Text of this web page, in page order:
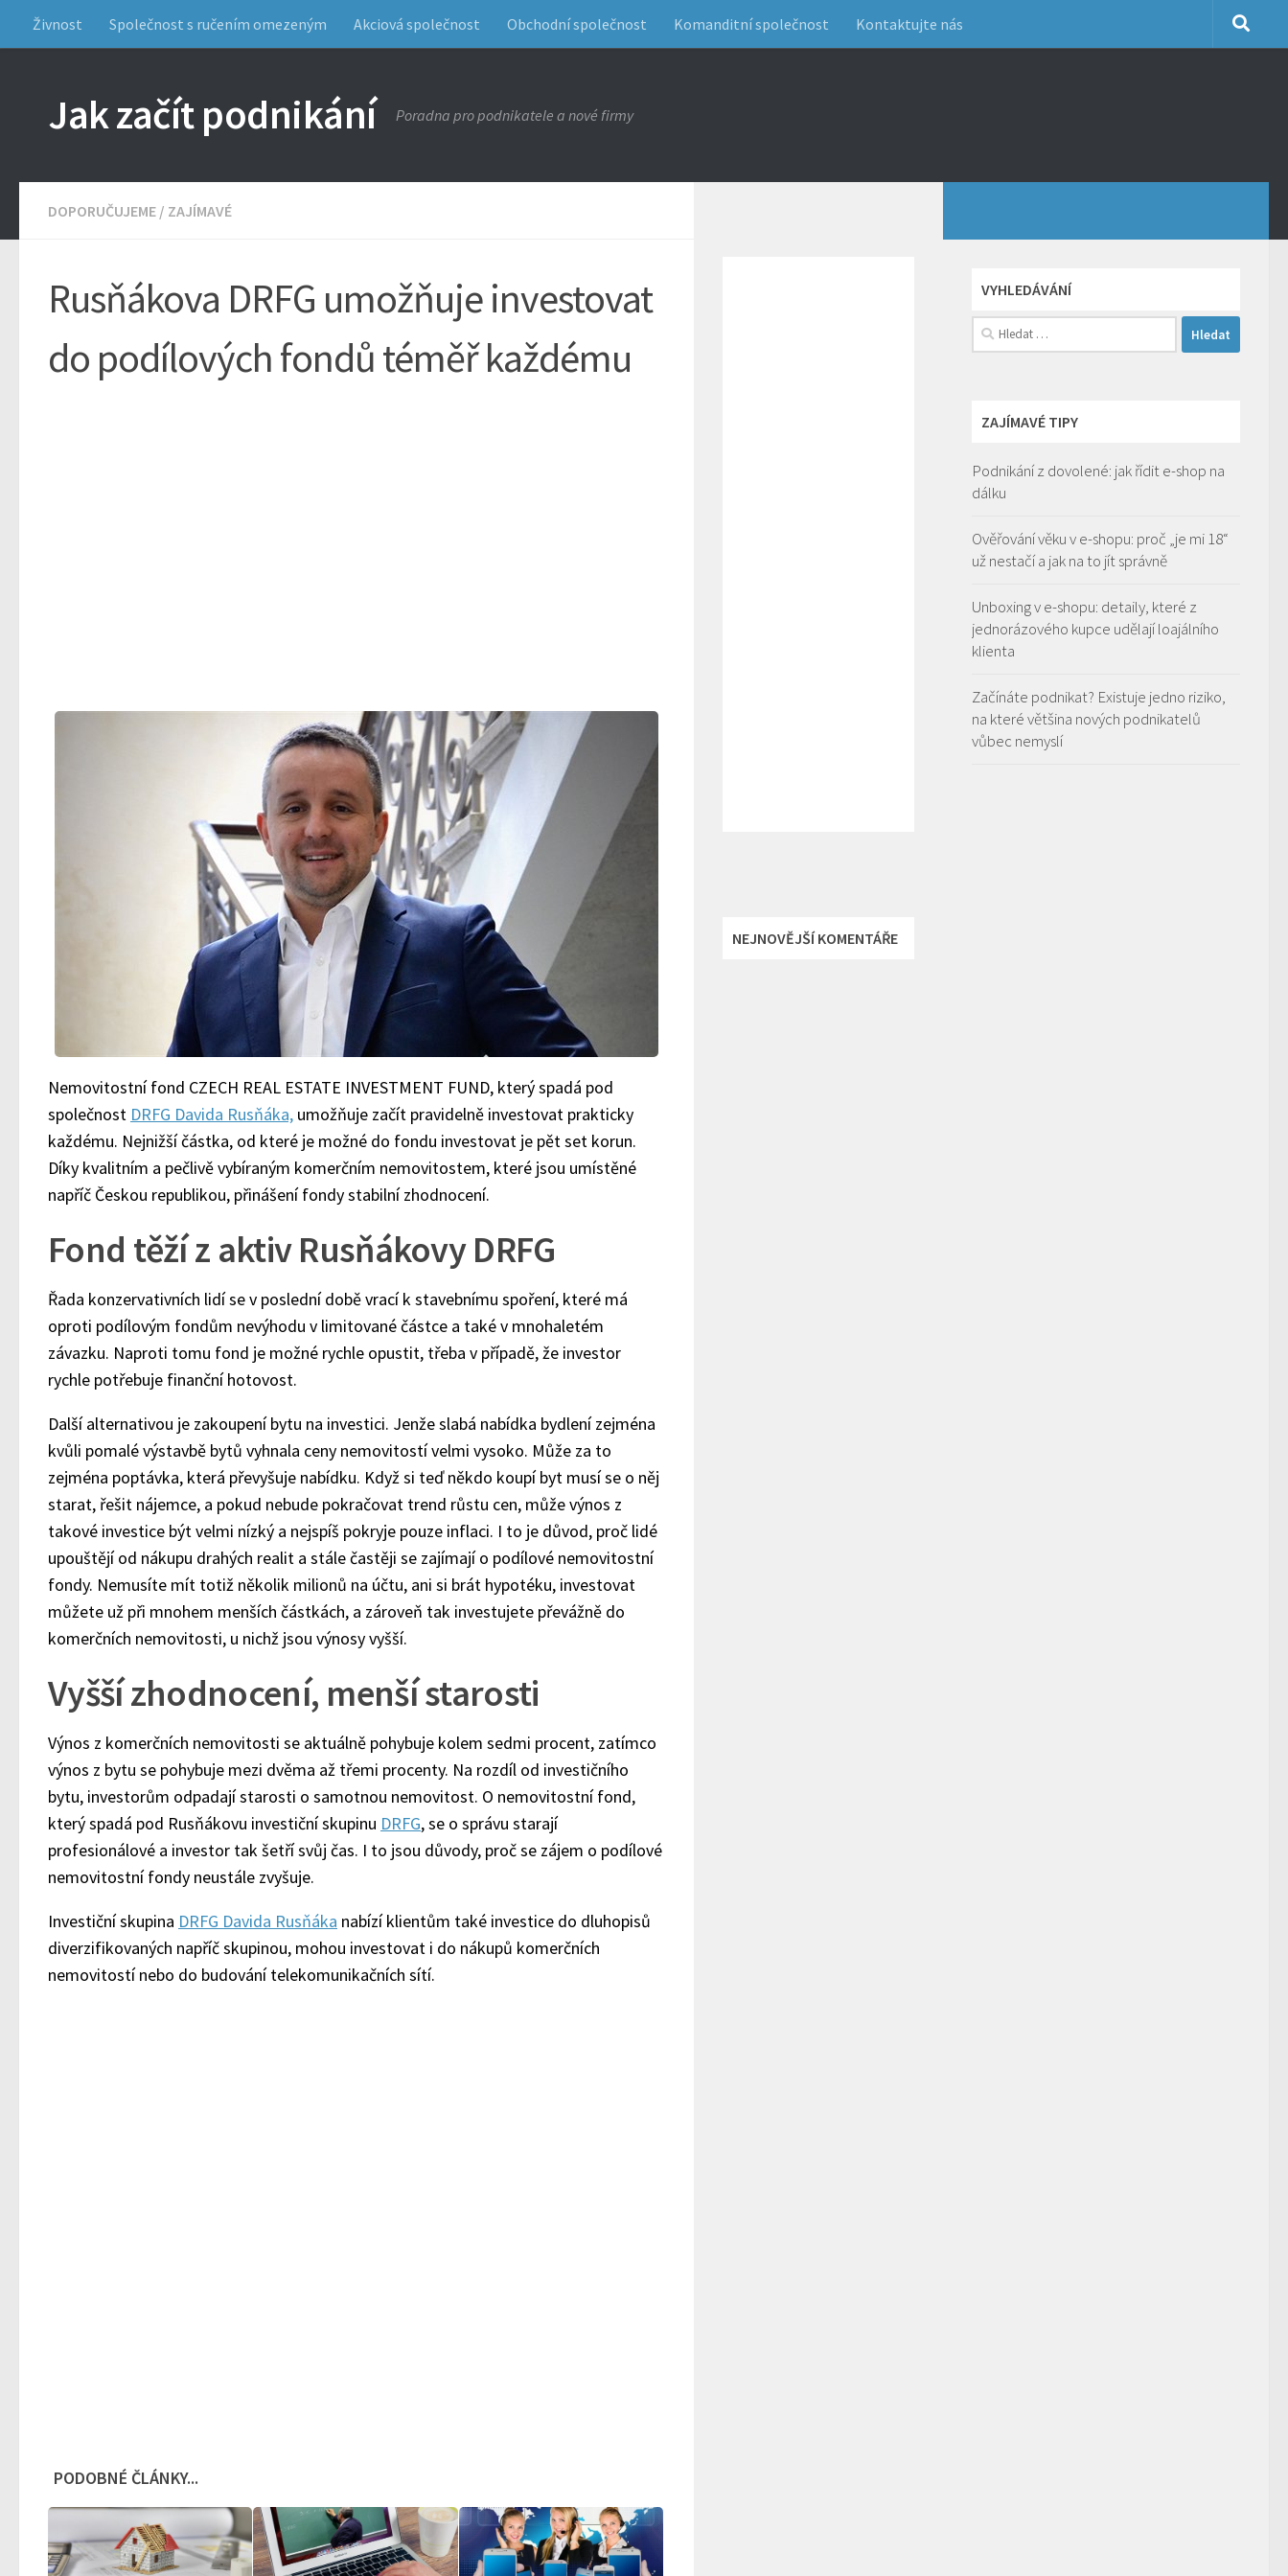
Živnost Společnost s ručením omezeným Akciová společnost Obchodní společnost Komanditní společnost Kontaktujte nás
Jak začít podnikání Poradna pro podnikatele a nové firmy
DOPORUČUJEME / ZAJÍMAVÉ
Rusňákova DRFG umožňuje investovat
do podílových fondů téměř každému
Nemovitostní fond CZECH REAL ESTATE INVESTMENT FUND, který spadá pod
společnost DRFG Davida Rusňáka, umožňuje začít pravidelně investovat prakticky
každému. Nejnižší částka, od které je možné do fondu investovat je pět set korun.
Díky kvalitním a pečlivě vybíraným komerčním nemovitostem, které jsou umístěné
napříč Českou republikou, přinášení fondy stabilní zhodnocení.
Fond těží z aktiv Rusňákovy DRFG
Řada konzervativních lidí se v poslední době vrací k stavebnímu spoření, které má
oproti podílovým fondům nevýhodu v limitované částce a také v mnohaletém
závazku. Naproti tomu fond je možné rychle opustit, třeba v případě, že investor
rychle potřebuje finanční hotovost.
Další alternativou je zakoupení bytu na investici. Jenže slabá nabídka bydlení zejména
kvůli pomalé výstavbě bytů vyhnala ceny nemovitostí velmi vysoko. Může za to
zejména poptávka, která převyšuje nabídku. Když si teď někdo koupí byt musí se o něj
starat, řešit nájemce, a pokud nebude pokračovat trend růstu cen, může výnos z
takové investice být velmi nízký a nejspíš pokryje pouze inflaci. I to je důvod, proč lidé
upouštějí od nákupu drahých realit a stále častěji se zajímají o podílové nemovitostní
fondy. Nemusíte mít totiž několik milionů na účtu, ani si brát hypotéku, investovat
můžete už při mnohem menších částkách, a zároveň tak investujete převážně do
komerčních nemovitosti, u nichž jsou výnosy vyšší.
Vyšší zhodnocení, menší starosti
Výnos z komerčních nemovitosti se aktuálně pohybuje kolem sedmi procent, zatímco
výnos z bytu se pohybuje mezi dvěma až třemi procenty. Na rozdíl od investičního
bytu, investorům odpadají starosti o samotnou nemovitost. O nemovitostní fond,
který spadá pod Rusňákovu investiční skupinu DRFG, se o správu starají
profesionálové a investor tak šetří svůj čas. I to jsou důvody, proč se zájem o podílové
nemovitostní fondy neustále zvyšuje.
Investiční skupina DRFG Davida Rusňáka nabízí klientům také investice do dluhopisů
diverzifikovaných napříč skupinou, mohou investovat i do nákupů komerčních
nemovitostí nebo do budování telekomunikačních sítí.
PODOBNÉ ČLÁNKY...
VYHLEDÁVÁNÍ
Vyhledávání
ZAJÍMAVÉ TIPY
Podnikání z dovolené: jak řídit e-shop na
dálku
Ověřování věku v e-shopu: proč „je mi 18“
už nestačí a jak na to jít správně
Unboxing v e-shopu: detaily, které z
jednorázového kupce udělají loajálního
klienta
Začínáte podnikat? Existuje jedno riziko,
na které většina nových podnikatelů
vůbec nemyslí
NEJNOVĚJŠÍ KOMENTÁŘE